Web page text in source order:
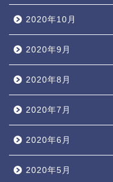
2020年10月
2020年9月
2020年8月
2020年7月
2020年6月
2020年5月